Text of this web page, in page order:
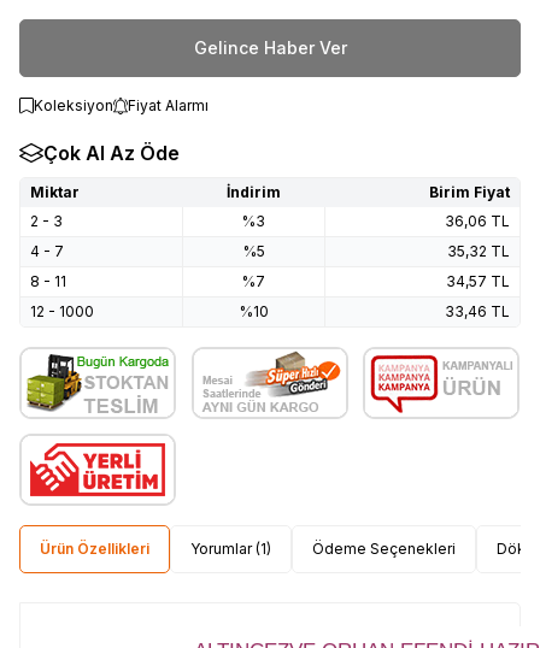
Gelince Haber Ver
Koleksiyon Fiyat Alarmı
Çok Al Az Öde
Miktar İndirim
Birim Fiyat
2 - 3
%3 36,06 TL
4 - 7
%5 35,32 TL
8 - 11
%7 34,57 TL
12 - 1000
%10 33,46 TL
Ürün Özellikleri Yorumlar (1) Ödeme Seçenekleri